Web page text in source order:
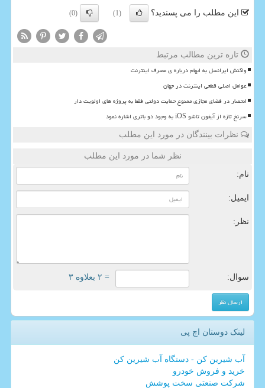
این مطلب را می پسندید؟ (1)
(0)
تازه ترین مطالب مرتبط
واکنش ایرانسل به ابهام درباره ی مصرف اینترنت
عوامل اصلی قطعی اینترنت در جهان
انحصار در فضای مجازی ممنوع حمایت دولتی فقط به پروژه های اولویت دار
سرنخ تازه از آیفون تاشو iOS به وجود دو باتری اشاره نمود
نظرات بینندگان در مورد این مطلب
نظر شما در مورد این مطلب
نام:
ایمیل:
نظر:
سوال: = ۲ بعلاوه ۳
لینک دوستان اچ پی
آب شیرین کن - دستگاه آب شیرین کن
خرید و فروش خودرو
شرکت صنعتی سخت پوشش